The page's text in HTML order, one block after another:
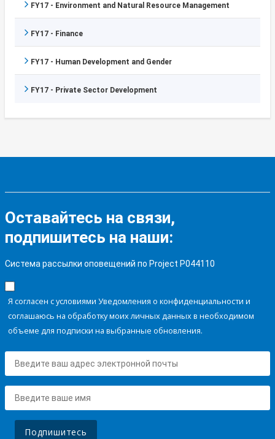
FY17 - Environment and Natural Resource Management
FY17 - Finance
FY17 - Human Development and Gender
FY17 - Private Sector Development
Оставайтесь на связи,
подпишитесь на наши:
Система рассылки оповещений по Project P044110
Я согласен с условиями Уведомления о конфиденциальности и
соглашаюсь на обработку моих личных данных в необходимом
объеме для подписки на выбранные обновления.
Подпишитесь